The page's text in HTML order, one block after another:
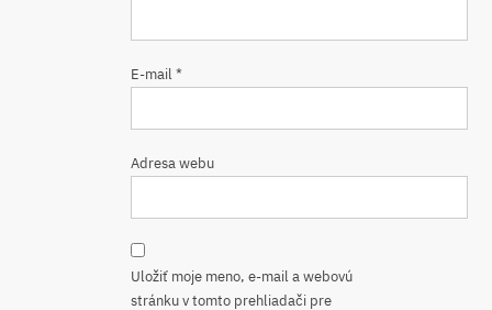
E-mail*
Adresa webu
Uložiť moje meno, e-mail a webovú
stránku v tomto prehliadači pre